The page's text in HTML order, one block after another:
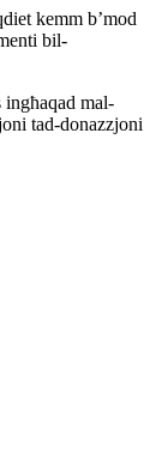
kemm b’mod
bil-
mal-
tad-donazzjoni